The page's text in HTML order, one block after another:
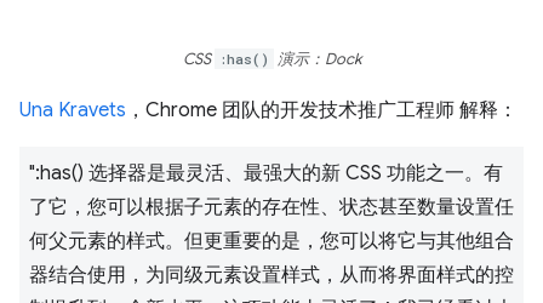
CSS :has() 演示：Dock
Una Kravets ，Chrome 团队的开发技术推广工程师 解释：
":has() 选择器是最灵活、最强大的新 CSS 功能之一。有
了它，您可以根据子元素的存在性、状态甚至数量设置任
何父元素的样式。但更重要的是，您可以将它与其他组合
器结合使用，为同级元素设置样式，从而将界面样式的控